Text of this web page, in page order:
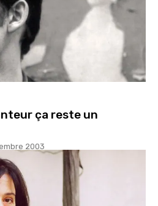
ça reste un
2003